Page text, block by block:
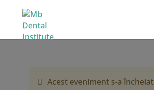
Acest eveniment s-a încheiat